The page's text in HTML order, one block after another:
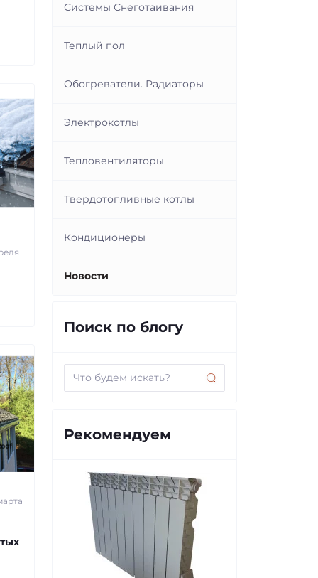
Системы Снеготаивания
Теплый пол
Обогреватели. Радиаторы
Электрокотлы
Тепловентиляторы
Твердотопливные котлы
Кондиционеры
Новости
Поиск по блогу
Рекомендуем